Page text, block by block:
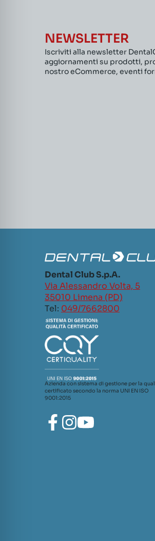
NEWSLETTER
Iscriviti alla newsletter
aggiornamenti su prodotti,
nostro eCommerce, eventi
Dental Club S.p.A.
Via Alessandro Volta, 5
35010 Limena (PD)
Tel: 049/7662800
Azienda con sistema di gestione per la
certificato secondo la norma UNI EN ISO
9001:2015